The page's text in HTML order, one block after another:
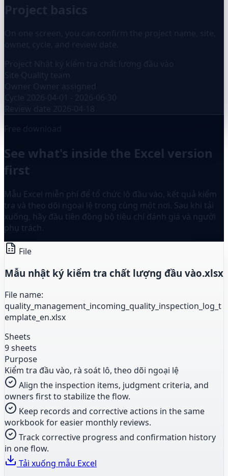
Project basics
On one screen, you can confirm the project name, site,
owner, cycle, and review date.
Project
Nhật ký kiểm tra chất lượng đầu vào
Site
Quality team
Owner
Owner assigned
Cycle 2026-04-01 - 2026-06-30
Review date 2026-04-18
Free download
See what's inside the Excel version
first
Mẫu Excel miễn phí để tổ chức lô đầu vào, kết quả kiểm
tra và theo dõi ngoại lệ trong cùng một nơi. Sau khi tải
xuống, hãy đầu tiên đồng bộ tiêu chí đánh giá và người
phụ trách.
File
Mẫu nhật ký kiểm tra chất lượng đầu vào.xlsx
File name:
quality_management_incoming_quality_inspection_log_t
emplate_en.xlsx
Sheets
9 sheets
Purpose
Kiểm tra đầu vào, rà soát lô, theo dõi ngoại lệ
Align the inspection items, judgment criteria, and
owners first to stabilize the flow.
Keep records and corrective actions in the same
workbook for easier monthly reviews.
Track corrective progress and confirmation history
in one flow.
Tải xuống mẫu Excel